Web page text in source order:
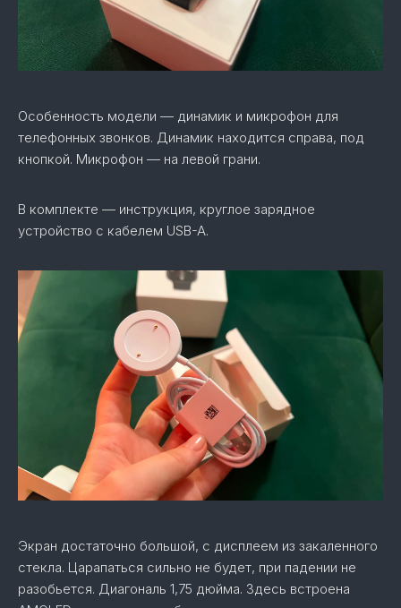
Особенность модели — динамик и микрофон для
телефонных звонков. Динамик находится справа, под
кнопкой. Микрофон — на левой грани.
В комплекте — инструкция, круглое зарядное
устройство с кабелем USB-A.
Экран достаточно большой, с дисплеем из закаленного
стекла. Царапаться сильно не будет, при падении не
разобьется. Диагональ 1,75 дюйма. Здесь встроена